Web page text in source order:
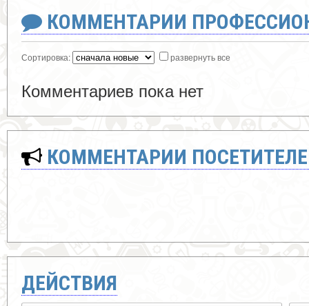
КОММЕНТАРИИ
Сортировка: развернуть все
Комментариев пока нет
КОММЕНТАРИИ
ДЕЙСТВИЯ